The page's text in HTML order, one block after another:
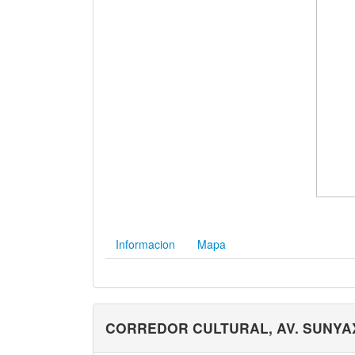
Informacion Mapa
CORREDOR CULTURAL, AV.